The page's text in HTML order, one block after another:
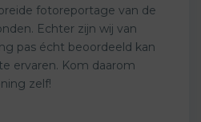
fotoreportage van de
Echter zijn wij van
pas écht beoordeeld kan
ervaren. Kom daarom
zelf!